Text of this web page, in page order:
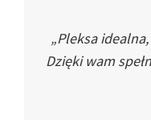
„Pleksa
Dzięki wam